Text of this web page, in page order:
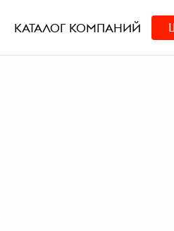
КАТАЛОГ КОМПАНИЙ